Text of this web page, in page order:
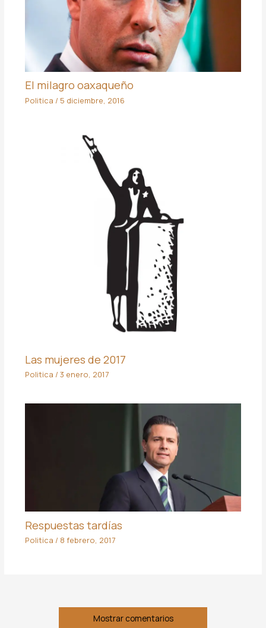
El milagro oaxaqueño
Politica / 5 diciembre, 2016
Las mujeres de 2017
Politica / 3 enero, 2017
Respuestas tardías
Politica / 8 febrero, 2017
Mostrar comentarios